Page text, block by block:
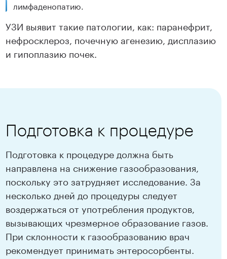
лимфаденопатию.
УЗИ выявит такие патологии, как: паранефрит,
нефросклероз, почечную агенезию, дисплазию
и гипоплазию почек.
Подготовка к процедуре
Подготовка к процедуре должна быть
направлена на снижение газообразования,
поскольку это затрудняет исследование. За
несколько дней до процедуры следует
воздержаться от употребления продуктов,
вызывающих чрезмерное образование газов.
При склонности к газообразованию врач
рекомендует принимать энтеросорбенты.